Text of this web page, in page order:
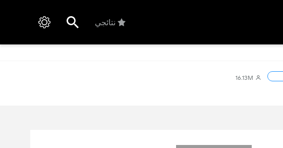
نتائجي
16.13M